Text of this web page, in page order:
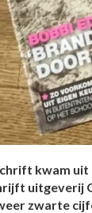
kwam uit
uitgeverij
zwarte